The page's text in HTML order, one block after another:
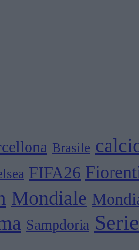
Brasile
FIFA26
Mondiale
Sampdoria